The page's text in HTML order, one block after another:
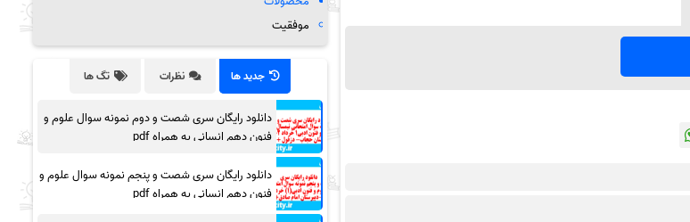
موفقیت
جدید ها نظرات تگ ها
دانلود رایگان سری شصت و دوم نمونه سوال علوم و
فنون دهم انسانی به همراه pdf
دانلود رایگان سری شصت و پنجم نمونه سوال علوم و
فنون دهم انسانی به همراه pdf